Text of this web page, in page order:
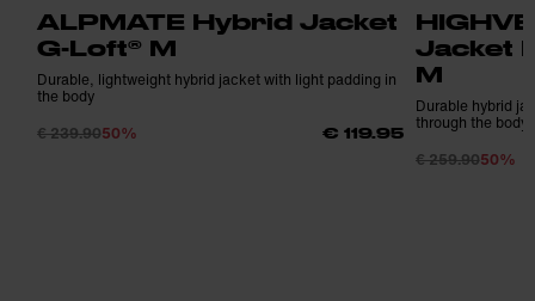
ALPMATE Hybrid Jacket
G-Loft® M
Durable, lightweight hybrid jacket with light padding in
the body
€ 239.9050% € 119.95
Jacket
M
Durable hybrid
through the body
€ 259.9050%